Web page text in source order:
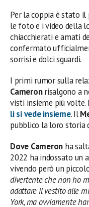
Per la coppia è stato
le foto e i video della
chiacchierati e amati
confermato
sorrisi e dolci sguardi.
I primi rumor sulla
Cameronrisalgono a
visti insieme più volte.
li si vede insieme. Il
pubblico la loro storia
Dove Cameron ha
2022 ha indossato un
vivendo però un
divertente che non ho
adattare il vestito alle
York, ma ovviamente